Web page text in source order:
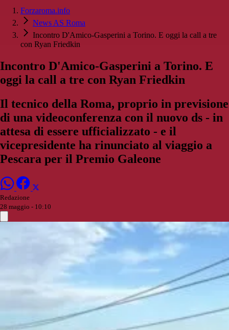
Forzaroma.info
News AS Roma
Incontro D'Amico-Gasperini a Torino. E oggi la call a tre
con Ryan Friedkin
Incontro D'Amico-Gasperini a Torino. E
oggi la call a tre con Ryan Friedkin
Il tecnico della Roma, proprio in previsione
di una videoconferenza con il nuovo ds - in
attesa di essere ufficializzato - e il
vicepresidente ha rinunciato al viaggio a
Pescara per il Premio Galeone
Redazione
28 maggio - 10:10